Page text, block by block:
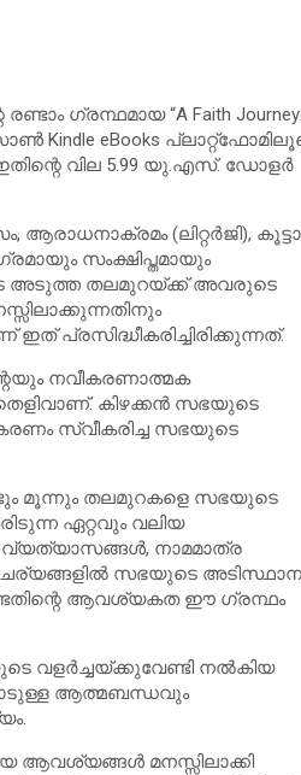
ഗ്രന്ഥമായ “A Faith Journey:
Kindle eBooks
വില 5.99 യു.എസ്. ഡോളർ
(ലിറ്റർജി),
സംക്ഷിപ്തമായും
അടുത്ത തലമുറയ്ക്ക് അവരുടെ
പ്രസിദ്ധീകരിച്ചിരിക്കുന്നത്.
നവീകരണാത്മക
കിഴക്കൻ സഭയുടെ
സ്വീകരിച്ച സഭയുടെ
മൂന്നും തലമുറകളെ സഭയുടെ
ഏറ്റവും വലിയ
വ്യത്യാസങ്ങൾ, നാമമാത്ര
സഭയുടെ അടിസ്ഥാന
ആവശ്യകത ഈ ഗ്രന്ഥം
വളർച്ചയ്ക്കുവേണ്ടി നൽകിയ
ആത്മബന്ധവും
ആവശ്യങ്ങൾ മനസ്സിലാക്കി